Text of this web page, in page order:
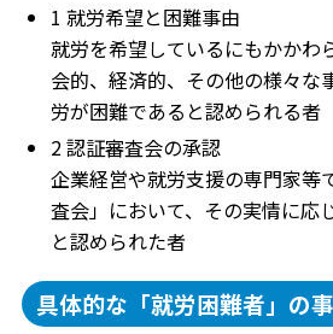
1 就労希望と困難事由
就労を希望しているにもかかわ
会的、経済的、その他の様々な
労が困難であると認められる者
2 認証審査会の承認
企業経営や就労支援の専門家等
査会」において、その実情に応
と認められた者
具体的な「就労困難者」の